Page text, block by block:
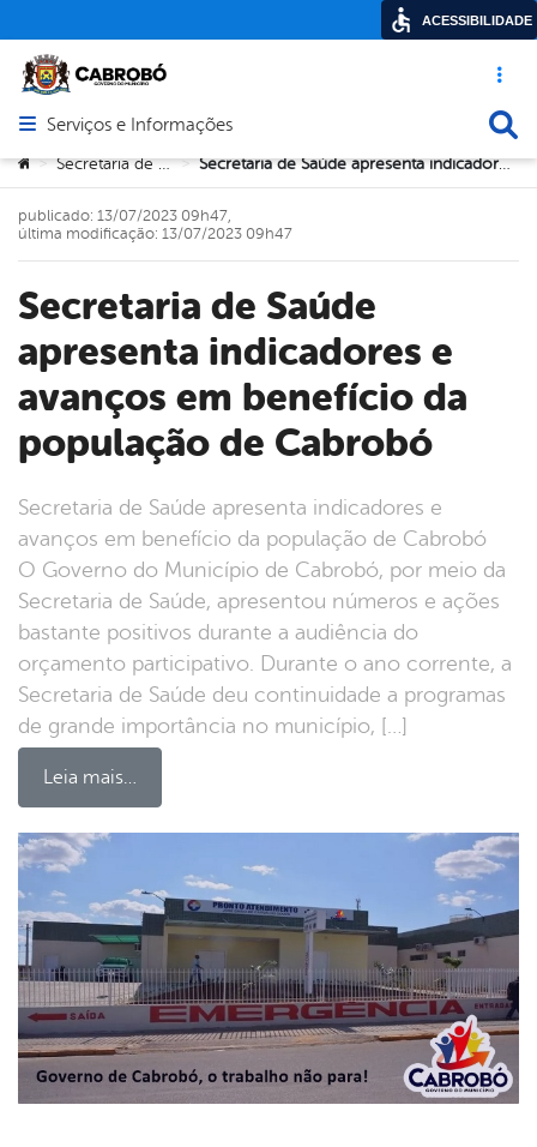
Acesso
Abrir menu principal de navegação
Serviços e Informações
Você está aqui:
> Secretaria de Saúde > Secretaria de Saúde apresenta indicadores e avanços em benefício da população de Cabrobó
Secretaria de Saúde
apresenta indicadores e
avanços em benefício da
população de Cabrobó
Secretaria de Saúde apresenta indicadores e
avanços em benefício da população de Cabrobó
O Governo do Município de Cabrobó, por meio da
Secretaria de Saúde, apresentou números e ações
bastante positivos durante a audiência do
orçamento participativo. Durante o ano corrente, a
Secretaria de Saúde deu continuidade a programas
de grande importância no município, […]
Leia mais…
publicado: 13/07/2023 09h47,
última modificação: 13/07/2023 09h47
ACESSIBILIDADE